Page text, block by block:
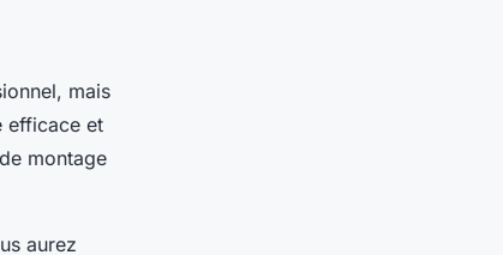
mais
efficace et
montage
aurez